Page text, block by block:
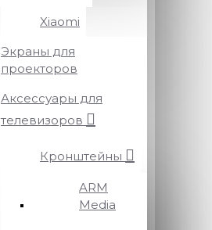
Xiaomi
Экраны для
проекторов
Аксессуары для
телевизоров
Кронштейны
ARM
Media